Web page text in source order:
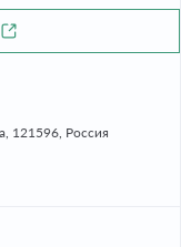
121596, Россия